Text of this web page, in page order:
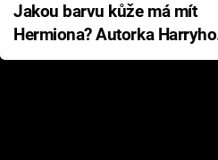
Jakou barvu kůže má mít
Hermiona? Autorka Harryho
Pottera přišla s ráznou